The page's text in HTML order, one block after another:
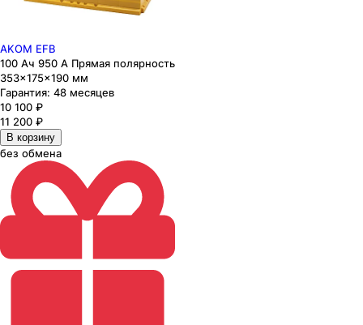
AKOM EFB
100 Ач 950 А Прямая полярность
353×175×190 мм
Гарантия: 48 месяцев
10 100 ₽
11 200 ₽
В корзину
без обмена